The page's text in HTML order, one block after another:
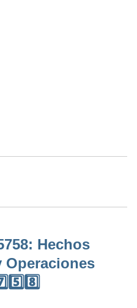
Hechos
Operaciones